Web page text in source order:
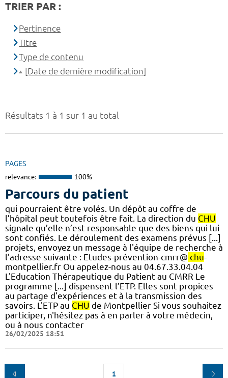
Résultats 1 à 1 sur 1 au total
PAGES
relevance: 100%
Parcours du patient
qui pourraient être volés. Un dépôt au coffre de
l’hôpital peut toutefois être fait. La direction du CHU
signale qu’elle n’est responsable que des biens qui lui
sont confiés. Le déroulement des examens prévus [...]
projets, envoyez un message à l'équipe de recherche à
l’adresse suivante : Etudes-prévention-cmrr@ chu-
montpellier.fr Ou appelez-nous au 04.67.33.04.04
L'Education Thérapeutique du Patient au CMRR Le
programme [...] dispensent l’ETP. Elles sont propices
au partage d’expériences et à la transmission des
savoirs. L'ETP au CHU de Montpellier Si vous souhaitez
participer, n'hésitez pas à en parler à votre médecin,
ou à nous contacter
26/02/2025 18:51
1
TRIER PAR :
Pertinence
Titre
Type de contenu
[Date de dernière modification]